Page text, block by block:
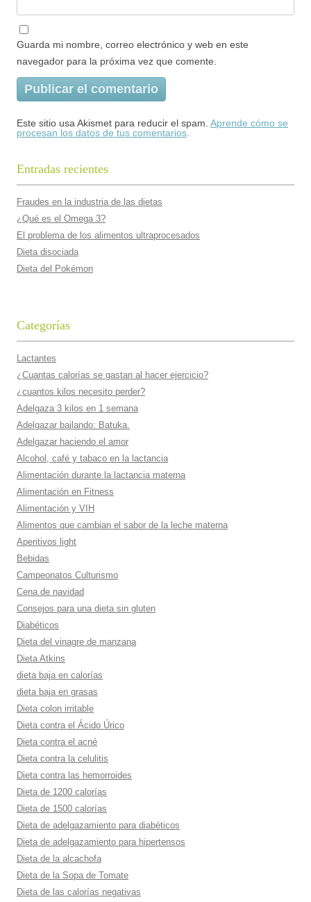
Guarda mi nombre, correo electrónico y web en este
navegador para la próxima vez que comente.
Este sitio usa Akismet para reducir el spam. Aprende cómo se
procesan los datos de tus comentarios.
Entradas recientes
Fraudes en la industria de las dietas
¿Qué es el Omega 3?
El problema de los alimentos ultraprocesados
Dieta disociada
Dieta del Pokémon
Categorías
Lactantes
¿Cuantas calorí­as se gastan al hacer ejercicio?
¿cuantos kilos necesito perder?
Adelgaza 3 kilos en 1 semana
Adelgazar bailando: Batuka.
Adelgazar haciendo el amor
Alcohol, café y tabaco en la lactancia
Alimentación durante la lactancia materna
Alimentación en Fitness
Alimentación y VIH
Alimentos que cambian el sabor de la leche materna
Aperitivos light
Bebidas
Campeonatos Culturismo
Cena de navidad
Consejos para una dieta sin gluten
Diabéticos
Dieta del vinagre de manzana
Dieta Atkins
dieta baja en calorí­as
dieta baja en grasas
Dieta colon irritable
Dieta contra el Ácido Úrico
Dieta contra el acné
Dieta contra la celulitis
Dieta contra las hemorroides
Dieta de 1200 calorí­as
Dieta de 1500 calorí­as
Dieta de adelgazamiento para diabéticos
Dieta de adelgazamiento para hipertensos
Dieta de la alcachofa
Dieta de la Sopa de Tomate
Dieta de las calorí­as negativas